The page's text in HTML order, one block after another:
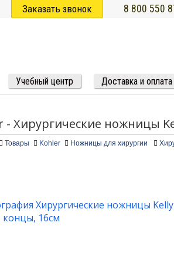
Заказать звонок 8 800 550
Учебный центр Доставка и оплата
- Хирургические ножницы
Товары Kohler Ножницы для хирургии